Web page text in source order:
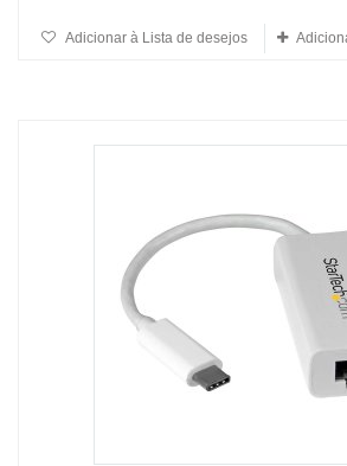
Adicionar à Lista de desejos